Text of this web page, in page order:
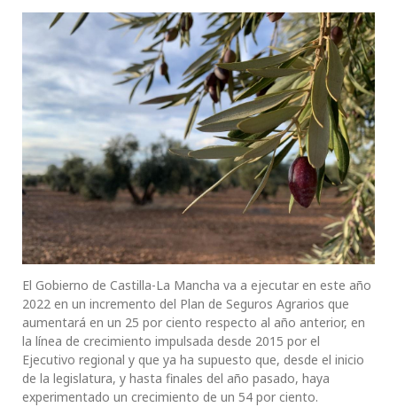
El Gobierno de Castilla-La Mancha va a ejecutar en este año
2022 en un incremento del Plan de Seguros Agrarios que
aumentará en un 25 por ciento respecto al año anterior, en
la línea de crecimiento impulsada desde 2015 por el
Ejecutivo regional y que ya ha supuesto que, desde el inicio
de la legislatura, y hasta finales del año pasado, haya
experimentado un crecimiento de un 54 por ciento.